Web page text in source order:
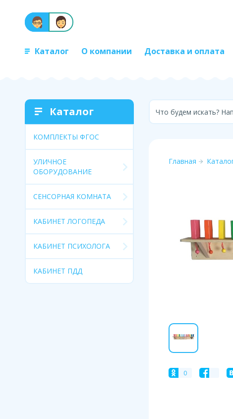
Каталог О компании Доставка и оплата
Каталог
КОМПЛЕКТЫ ФГОС
УЛИЧНОЕ
ОБОРУДОВАНИЕ
СЕНСОРНАЯ КОМНАТА
КАБИНЕТ ЛОГОПЕДА
КАБИНЕТ ПСИХОЛОГА
КАБИНЕТ ПДД
Что будем искать?
Главная
0